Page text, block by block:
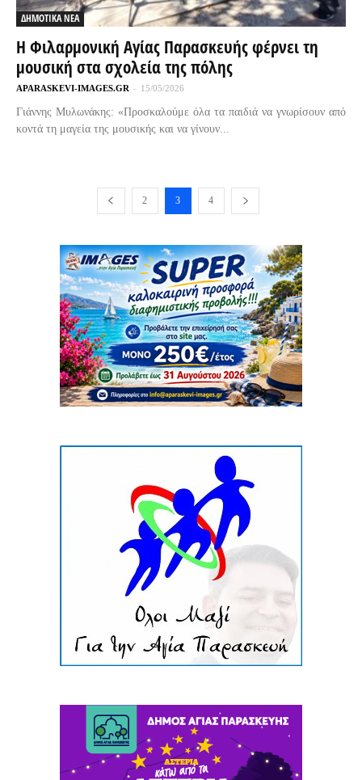
ΔΗΜΟΤΙΚΑ ΝΕΑ
Η Φιλαρμονική Αγίας Παρασκευής φέρνει τη
μουσική στα σχολεία της πόλης
APARASKEVI-IMAGES.GR - 15/05/2026
Γιάννης Μυλωνάκης: «Προσκαλούμε όλα τα παιδιά να γνωρίσουν από
κοντά τη μαγεία της μουσικής και να γίνουν...
2 3 4